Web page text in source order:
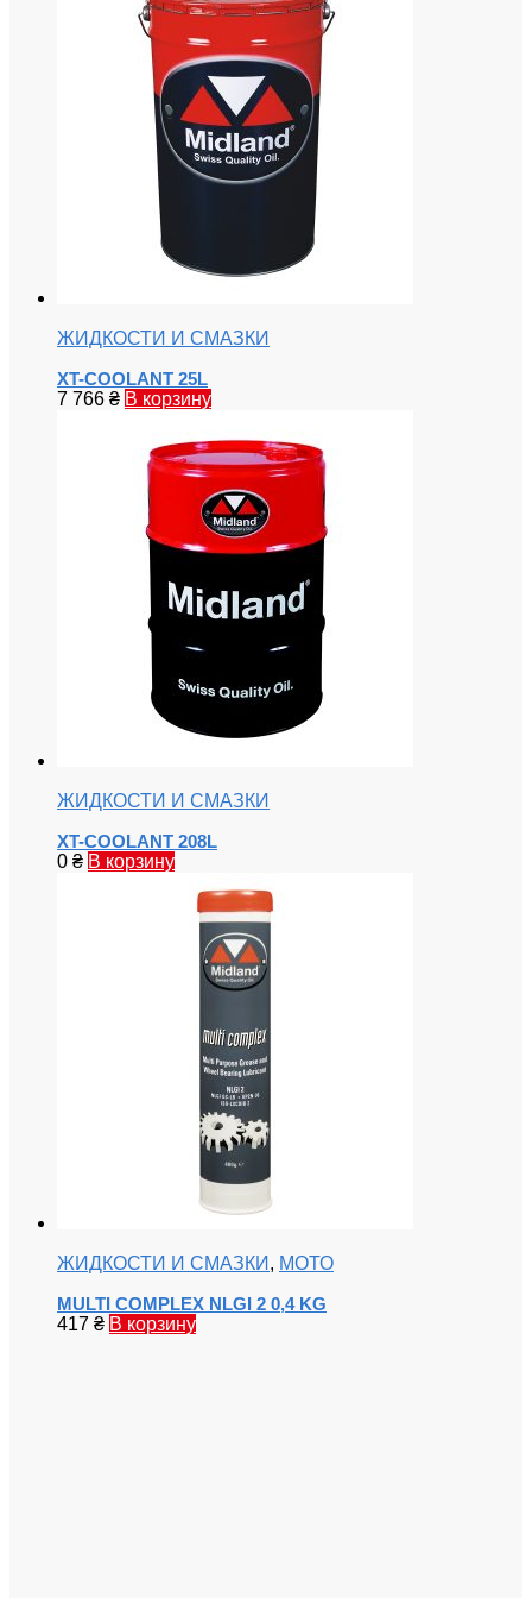
ЖИДКОСТИ И СМАЗКИ
XT-COOLANT 25L
7 766 ₴ В корзину
ЖИДКОСТИ И СМАЗКИ
XT-COOLANT 208L
0 ₴ В корзину
ЖИДКОСТИ И СМАЗКИ , МОТО
MULTI COMPLEX NLGI 2 0,4 KG
417 ₴ В корзину